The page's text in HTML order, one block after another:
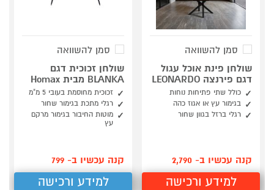
סמן להשוואה
שולחן פינת אוכל עגול
דגם פירנצה LEONARDO
כולל שתי פתיחות נוחות
בגימור עץ או אגוז כהה
רגלי ברזל בגוון שחור
קנה עכשיו ב- 2,790
למידע ורכישה
סמן להשוואה
שולחן זכוכית דגם
BLANKA מבית Homax
זכוכית מחוסמת בעובי 5 מ"מ
רגלי מתכת בגימור שחור
מוטות החיבור בגימור מרקם
עץ
קנה עכשיו ב- 799
למידע ורכישה